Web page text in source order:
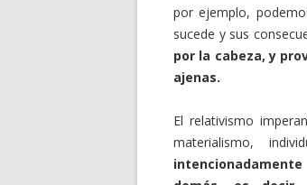
por ejemplo,
sucede y sus
por la cabeza, y
ajenas.
El relativismo
materialismo,